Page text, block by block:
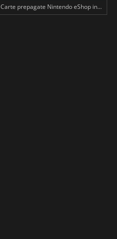
Carte prepagate Nintendo eShop in...